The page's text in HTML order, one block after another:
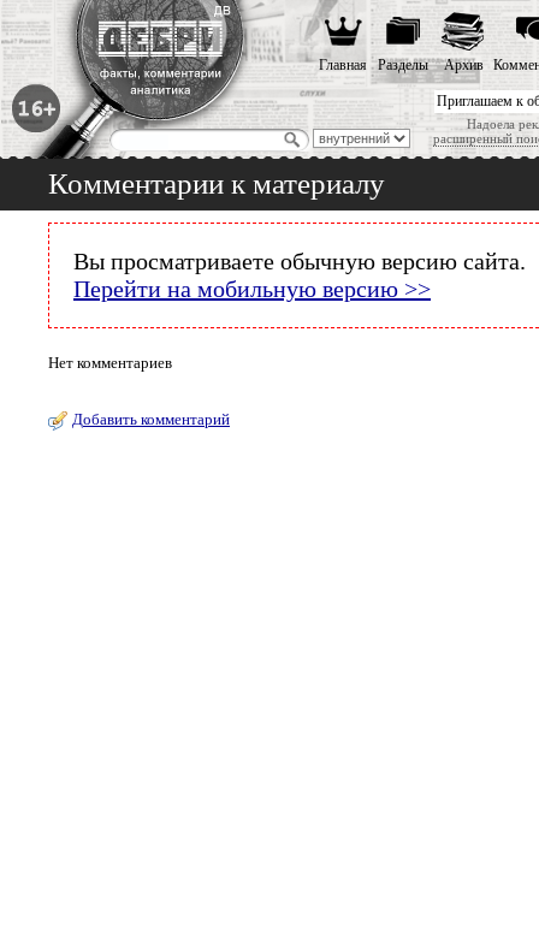
Приглашаем к
Надоела
расширенный
Главная Разделы Архив
Комментарии к материалу
Вы просматриваете обычную версию сайта.
Перейти на мобильную версию >>
Нет комментариев
Добавить комментарий